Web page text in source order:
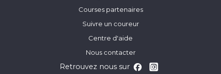
Courses partenaires
Suivre un coureur
Centre d'aide
Nous contacter
Retrouvez nous sur